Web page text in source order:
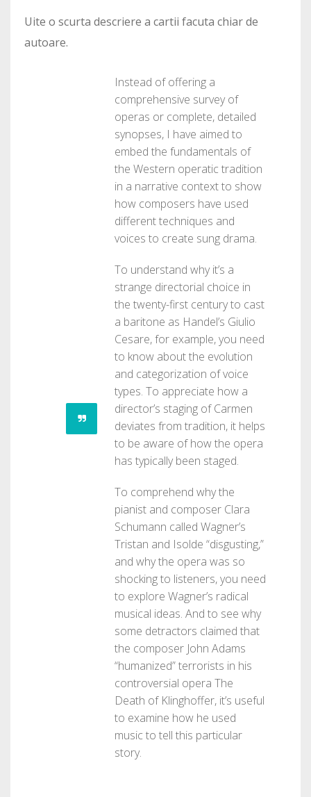
Uite o scurta descriere a cartii facuta chiar de
autoare.
Instead of offering a
comprehensive survey of
operas or complete, detailed
synopses, I have aimed to
embed the fundamentals of
the Western operatic tradition
in a narrative context to show
how composers have used
different techniques and
voices to create sung drama.
To understand why it’s a
strange directorial choice in
the twenty-first century to cast
a baritone as Handel’s Giulio
Cesare, for example, you need
to know about the evolution
and categorization of voice
types. To appreciate how a
director’s staging of Carmen
deviates from tradition, it helps
to be aware of how the opera
has typically been staged.
To comprehend why the
pianist and composer Clara
Schumann called Wagner’s
Tristan and Isolde “disgusting,”
and why the opera was so
shocking to listeners, you need
to explore Wagner’s radical
musical ideas. And to see why
some detractors claimed that
the composer John Adams
“humanized” terrorists in his
controversial opera The
Death of Klinghoffer, it’s useful
to examine how he used
music to tell this particular
story.